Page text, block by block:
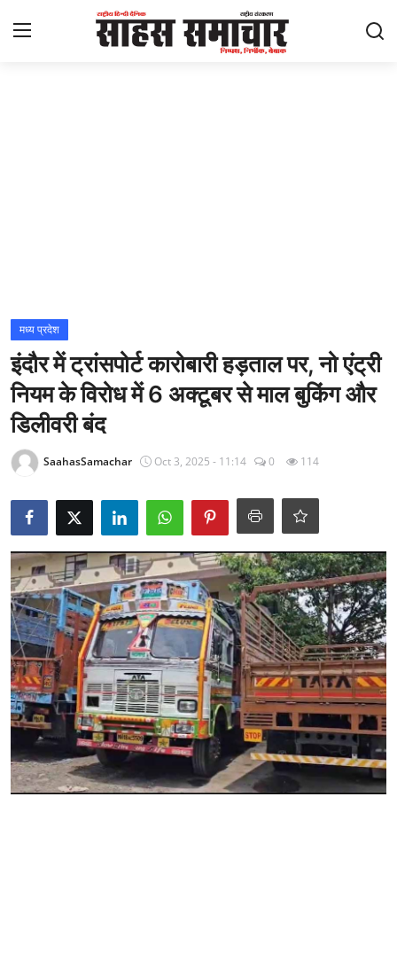
राज्य
अंतराष्ट्रीय
राजनीति
खेल
Epaper
धर्म
लाइफस्टाइल
टेक
मध्य प्रदेश
इंदौर में ट्रांसपोर्ट कारोबारी हड़ताल पर, नो एंट्री
नियम के विरोध में 6 अक्टूबर से माल बुकिंग और
डिलीवरी बंद
SaahasSamachar Oct 3, 2025 - 11:14 0 114